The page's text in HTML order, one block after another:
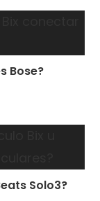
Bose?
Solo3?